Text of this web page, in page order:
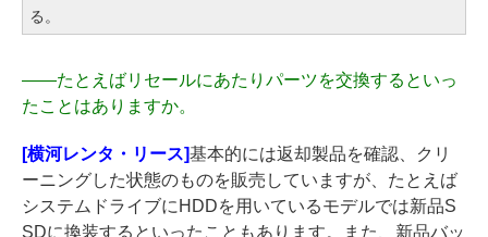
る。
――たとえばリセールにあたりパーツを交換するといっ
たことはありますか。
[横河レンタ・リース]基本的には返却製品を確認、クリ
ーニングした状態のものを販売していますが、たとえば
システムドライブにHDDを用いているモデルでは新品S
SDに換装するといったこともあります。また、新品バッ